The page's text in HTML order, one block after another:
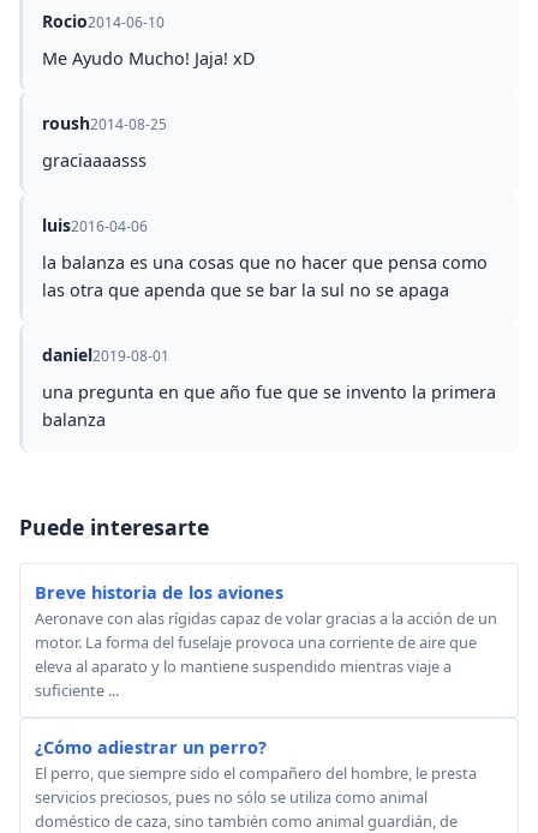
Rocio2014-06-10
Me Ayudo Mucho! Jaja! xD
roush2014-08-25
graciaaaasss
luis2016-04-06
la balanza es una cosas que no hacer que pensa como
las otra que apenda que se bar la sul no se apaga
daniel2019-08-01
una pregunta en que año fue que se invento la primera
balanza
Puede interesarte
Breve historia de los aviones
Aeronave con alas rígidas capaz de volar gracias a la acción de un
motor. La forma del fuselaje provoca una corriente de aire que
eleva al aparato y lo mantiene suspendido mientras viaje a
suficiente ...
¿Cómo adiestrar un perro?
El perro, que siempre sido el compañero del hombre, le presta
servicios preciosos, pues no sólo se utiliza como animal
doméstico de caza, sino también como animal guardián, de